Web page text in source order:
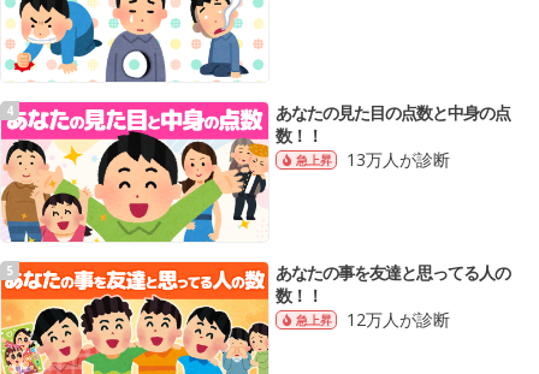
4
あなたの見た目の点数と中身の点
数！！
急上昇 13万人が診断
5
あなたの事を友達と思ってる人の
数！！
急上昇 12万人が診断